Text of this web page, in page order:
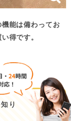
能は備わってお
得です。
り